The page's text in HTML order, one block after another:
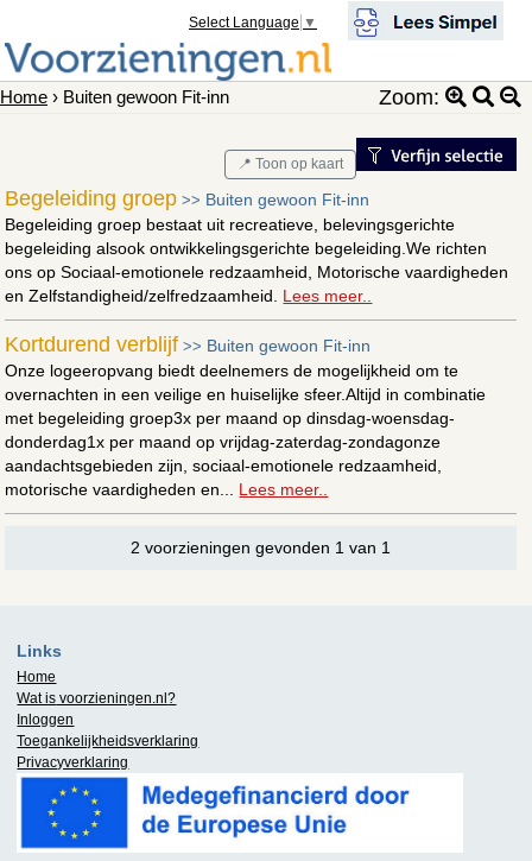
Select Language ▼
Home › Buiten gewoon Fit-inn Zoom:
📍 Toon op kaart
Begeleiding groep >> Buiten gewoon Fit-inn
Begeleiding groep bestaat uit recreatieve, belevingsgerichte
begeleiding alsook ontwikkelingsgerichte begeleiding.We richten
ons op Sociaal-emotionele redzaamheid, Motorische vaardigheden
en Zelfstandigheid/zelfredzaamheid. Lees meer..
Kortdurend verblijf >> Buiten gewoon Fit-inn
Onze logeeropvang biedt deelnemers de mogelijkheid om te
overnachten in een veilige en huiselijke sfeer.Altijd in combinatie
met begeleiding groep3x per maand op dinsdag-woensdag-
donderdag1x per maand op vrijdag-zaterdag-zondagonze
aandachtsgebieden zijn, sociaal-emotionele redzaamheid,
motorische vaardigheden en... Lees meer..
2 voorzieningen gevonden 1 van 1
Links
Home
Wat is voorzieningen.nl?
Inloggen
Toegankelijkheidsverklaring
Privacyverklaring